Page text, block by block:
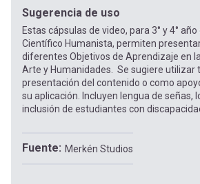
Sugerencia de uso
Estas cápsulas de video, para 3° y 4°
Científico Humanista, permiten
diferentes Objetivos de Aprendizaje en
Arte y Humanidades. Se sugiere utilizar
presentación del contenido o como
su aplicación. Incluyen lengua de señas,
inclusión de estudiantes con
Fuente Merkén Studios